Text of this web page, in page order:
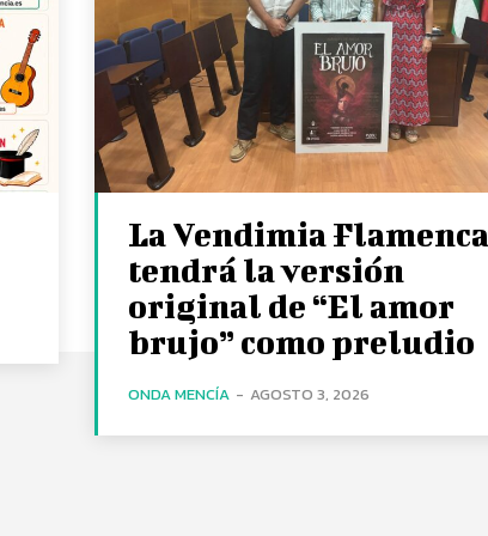
La Vendimia Flamenca
tendrá la versión
original de “El amor
brujo” como preludio
ONDA MENCÍA - AGOSTO 3, 2026